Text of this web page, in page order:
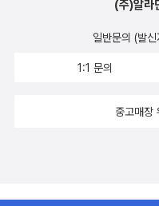
(주)알라
일반문의 (발
1:1 문의
중고매장